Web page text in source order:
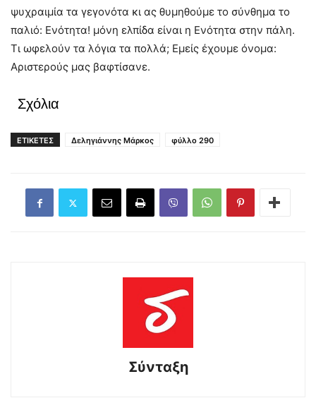
ψυχραιμία τα γεγονότα κι ας θυμηθούμε το σύνθημα το
παλιό: Ενότητα! μόνη ελπίδα είναι η Ενότητα στην πάλη.
Τι ωφελούν τα λόγια τα πολλά; Εμείς έχουμε όνομα:
Αριστερούς μας βαφτίσανε.
Σχόλια
ΕΤΙΚΕΤΕΣ Δεληγιάννης Μάρκος φύλλο 290
Σύνταξη